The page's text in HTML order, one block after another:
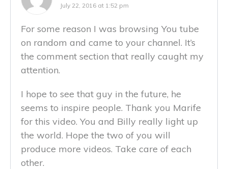
July 22, 2016 at 1:52 pm
For some reason I was browsing You tube
on random and came to your channel. It’s
the comment section that really caught my
attention.
I hope to see that guy in the future, he
seems to inspire people. Thank you Marife
for this video. You and Billy really light up
the world. Hope the two of you will
produce more videos. Take care of each
other.